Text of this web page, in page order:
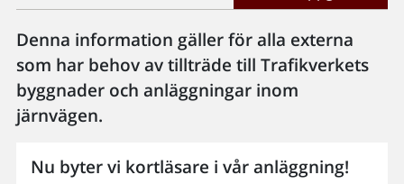
Denna information gäller för alla externa
som har behov av tillträde till Trafikverkets
byggnader och anläggningar inom
järnvägen.
Nu byter vi kortläsare i vår anläggning!